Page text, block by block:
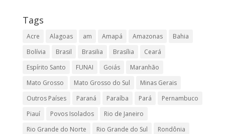
Tags
Acre Alagoas am Amapá Amazonas
Bahia
Bolívia
Brasil Brasilia Brasília
Ceará
Espírito Santo
FUNAI Goiás
Maranhão
Mato Grosso
Mato Grosso do Sul
Minas Gerais
Outros Países
Paraná Paraíba Pará
Pernambuco
Piauí
Povos Isolados
Rio de Janeiro
Rio Grande do Norte
Rio Grande do Sul
Rondônia